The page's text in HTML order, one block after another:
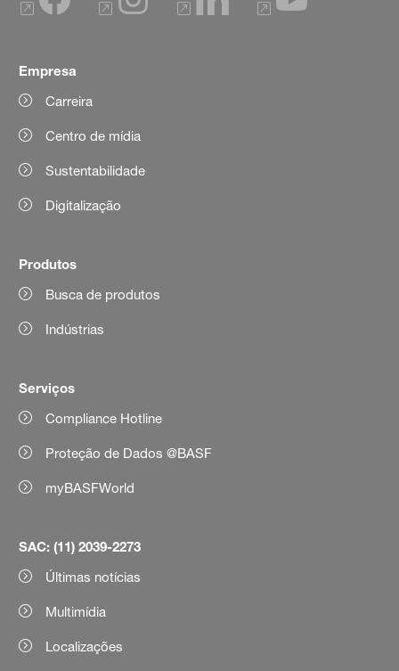
Empresa
Carreira
Centro de mídia
Sustentabilidade
Digitalização
Produtos
Busca de produtos
Indústrias
Serviços
Compliance Hotline
Proteção de Dados @BASF
myBASFWorld
SAC: (11) 2039-2273
Últimas notícias
Multimídia
Localizações